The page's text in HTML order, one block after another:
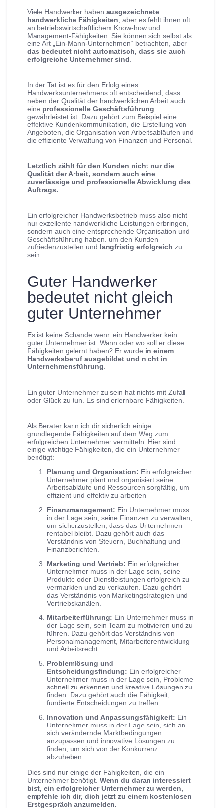
Viele Handwerker haben ausgezeichnete
handwerkliche Fähigkeiten, aber es fehlt ihnen oft
an betriebswirtschaftlichem Know-how und
Management-Fähigkeiten. Sie können sich selbst als
eine Art „Ein-Mann-Unternehmen“ betrachten, aber
das bedeutet nicht automatisch, dass sie auch
erfolgreiche Unternehmer sind.
In der Tat ist es für den Erfolg eines
Handwerksunternehmens oft entscheidend, dass
neben der Qualität der handwerklichen Arbeit auch
eine professionelle Geschäftsführung
gewährleistet ist. Dazu gehört zum Beispiel eine
effektive Kundenkommunikation, die Erstellung von
Angeboten, die Organisation von Arbeitsabläufen und
die effiziente Verwaltung von Finanzen und Personal.
Letztlich zählt für den Kunden nicht nur die
Qualität der Arbeit, sondern auch eine
zuverlässige und professionelle Abwicklung des
Auftrags.
Ein erfolgreicher Handwerksbetrieb muss also nicht
nur exzellente handwerkliche Leistungen erbringen,
sondern auch eine entsprechende Organisation und
Geschäftsführung haben, um den Kunden
zufriedenzustellen und langfristig erfolgreich zu
sein.
Guter Handwerker
bedeutet nicht gleich
guter Unternehmer
Es ist keine Schande wenn ein Handwerker kein
guter Unternehmer ist. Wann oder wo soll er diese
Fähigkeiten gelernt haben? Er wurde in einem
Handwerksberuf ausgebildet und nicht in
Unternehmensführung.
Ein guter Unternehmer zu sein hat nichts mit Zufall
oder Glück zu tun. Es sind erlernbare Fähigkeiten.
Als Berater kann ich dir sicherlich einige
grundlegende Fähigkeiten auf dem Weg zum
erfolgreichen Unternehmer vermitteln. Hier sind
einige wichtige Fähigkeiten, die ein Unternehmer
benötigt:
Planung und Organisation: Ein erfolgreicher
Unternehmer plant und organisiert seine
Arbeitsabläufe und Ressourcen sorgfältig, um
effizient und effektiv zu arbeiten.
Finanzmanagement: Ein Unternehmer muss
in der Lage sein, seine Finanzen zu verwalten,
um sicherzustellen, dass das Unternehmen
rentabel bleibt. Dazu gehört auch das
Verständnis von Steuern, Buchhaltung und
Finanzberichten.
Marketing und Vertrieb: Ein erfolgreicher
Unternehmer muss in der Lage sein, seine
Produkte oder Dienstleistungen erfolgreich zu
vermarkten und zu verkaufen. Dazu gehört
das Verständnis von Marketingstrategien und
Vertriebskanälen.
Mitarbeiterführung: Ein Unternehmer muss in
der Lage sein, sein Team zu motivieren und zu
führen. Dazu gehört das Verständnis von
Personalmanagement, Mitarbeiterentwicklung
und Arbeitsrecht.
Problemlösung und
Entscheidungsfindung: Ein erfolgreicher
Unternehmer muss in der Lage sein, Probleme
schnell zu erkennen und kreative Lösungen zu
finden. Dazu gehört auch die Fähigkeit,
fundierte Entscheidungen zu treffen.
Innovation und Anpassungsfähigkeit: Ein
Unternehmer muss in der Lage sein, sich an
sich verändernde Marktbedingungen
anzupassen und innovative Lösungen zu
finden, um sich von der Konkurrenz
abzuheben.
Dies sind nur einige der Fähigkeiten, die ein
Unternehmer benötigt. Wenn du daran interessiert
bist, ein erfolgreicher Unternehmer zu werden,
empfehle ich dir, dich jetzt zu einem kostenlosen
Erstgespräch anzumelden.